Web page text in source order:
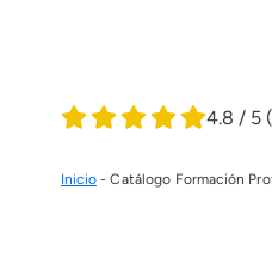
4.8 / 5
Inicio-Catálogo Formación